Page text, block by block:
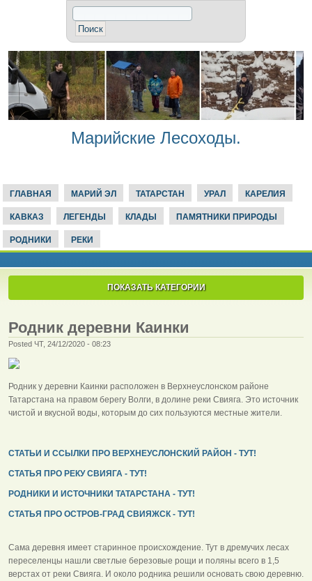
Марийские Лесоходы.
ГЛАВНАЯ МАРИЙ ЭЛ ТАТАРСТАН УРАЛ КАРЕЛИЯ
КАВКАЗ ЛЕГЕНДЫ КЛАДЫ ПАМЯТНИКИ ПРИРОДЫ
РОДНИКИ РЕКИ
ПОКАЗАТЬ КАТЕГОРИИ
Родник деревни Каинки
Posted ЧТ, 24/12/2020 - 08:23
Родник у деревни Каинки расположен в Верхнеуслонском районе
Татарстана на правом берегу Волги, в долине реки Свияга. Это источник
чистой и вкусной воды, которым до сих пользуются местные жители.
СТАТЬИ И ССЫЛКИ ПРО ВЕРХНЕУСЛОНСКИЙ РАЙОН - ТУТ!
СТАТЬЯ ПРО РЕКУ СВИЯГА - ТУТ!
РОДНИКИ И ИСТОЧНИКИ ТАТАРСТАНА - ТУТ!
СТАТЬЯ ПРО ОСТРОВ-ГРАД СВИЯЖСК - ТУТ!
Сама деревня имеет старинное происхождение. Тут в дремучих лесах
переселенцы нашли светлые березовые рощи и поляны всего в 1,5
верстах от реки Свияга. И около родника решили основать свою деревню.